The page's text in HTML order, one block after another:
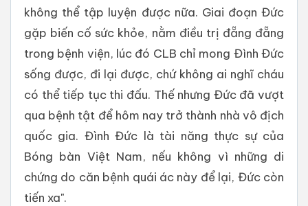
không thể tập luyện được nữa. Giai đoạn Đức
gặp biến cố sức khỏe, nằm điều trị đẵng đẵng
trong bệnh viện, lúc đó CLB chỉ mong Đình Đức
sống được, đi lại được, chứ không ai nghĩ cháu
có thể tiếp tục thi đấu. Thế nhưng Đức đã vượt
qua bệnh tật để hôm nay trở thành nhà vô địch
quốc gia. Đình Đức là tài năng thực sự của
Bóng bàn Việt Nam, nếu không vì những di
chứng do căn bệnh quái ác này để lại, Đức còn
tiến xa".